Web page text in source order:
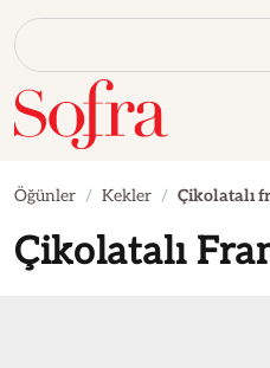
Öğünler Kekler Çikolatalı
Çikolatalı